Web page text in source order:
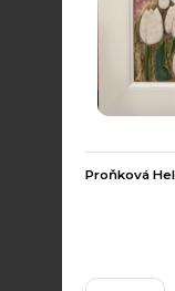
Proňková